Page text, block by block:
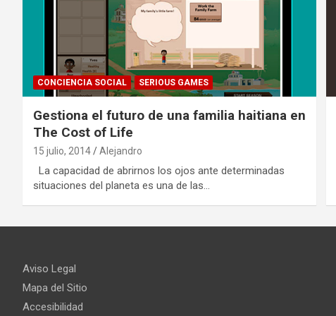
CONCIENCIA SOCIAL SERIOUS GAMES
Gestiona el futuro de una familia haitiana en
The Cost of Life
15 julio, 2014 Alejandro
La capacidad de abrirnos los ojos ante determinadas
situaciones del planeta es una de las…
Aviso Legal
Mapa del Sitio
Accesibilidad